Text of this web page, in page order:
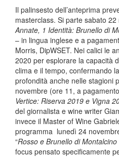
Il palinsesto dell’anteprima
masterclass. Si parte sabato
Annate, 1 Identità: Brunello di
– in lingua inglese e a
Morris, DipWSET. Nei calici le
2020 per esplorare la capacità
clima e il tempo, confermando
profondità anche nelle stagioni
novembre (ore 11, a
Vertice: Riserva 2019 e Vigna
del giornalista e wine writer
invece il Master of Wine
programma lunedì 24
“Rosso e Brunello di
focus pensato specificamente